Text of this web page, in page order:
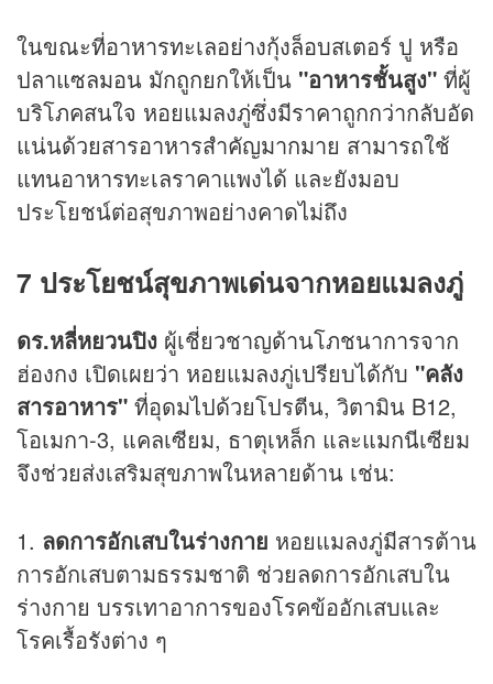
ในขณะที่อาหารทะเลอย่างกุ้งล็อบสเตอร์ ปู หรือ
ปลาแซลมอน มักถูกยกให้เป็น "อาหารชั้นสูง" ที่ผู้
บริโภคสนใจ หอยแมลงภู่ซึ่งมีราคาถูกกว่ากลับอัด
แน่นด้วยสารอาหารสำคัญมากมาย สามารถใช้
แทนอาหารทะเลราคาแพงได้ และยังมอบ
ประโยชน์ต่อสุขภาพอย่างคาดไม่ถึง
7 ประโยชน์สุขภาพเด่นจากหอยแมลงภู่
ดร.หลี่หยวนปิง ผู้เชี่ยวชาญด้านโภชนาการจาก
ฮ่องกง เปิดเผยว่า หอยแมลงภู่เปรียบได้กับ "คลัง
สารอาหาร" ที่อุดมไปด้วยโปรตีน, วิตามิน B12,
โอเมกา-3, แคลเซียม, ธาตุเหล็ก และแมกนีเซียม
จึงช่วยส่งเสริมสุขภาพในหลายด้าน เช่น:
1. ลดการอักเสบในร่างกาย หอยแมลงภู่มีสารต้าน
การอักเสบตามธรรมชาติ ช่วยลดการอักเสบใน
ร่างกาย บรรเทาอาการของโรคข้ออักเสบและ
โรคเรื้อรังต่าง ๆ